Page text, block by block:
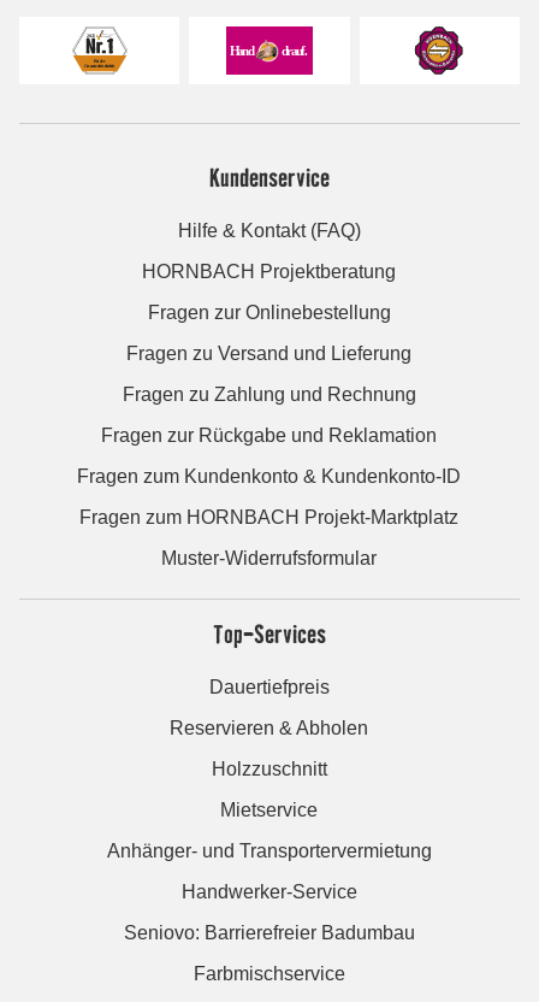
Kundenservice
Hilfe & Kontakt (FAQ)
HORNBACH Projektberatung
Fragen zur Onlinebestellung
Fragen zu Versand und Lieferung
Fragen zu Zahlung und Rechnung
Fragen zur Rückgabe und Reklamation
Fragen zum Kundenkonto & Kundenkonto-ID
Fragen zum HORNBACH Projekt-Marktplatz
Muster-Widerrufsformular
Top-Services
Dauertiefpreis
Reservieren & Abholen
Holzzuschnitt
Mietservice
Anhänger- und Transportervermietung
Handwerker-Service
Seniovo: Barrierefreier Badumbau
Farbmischservice